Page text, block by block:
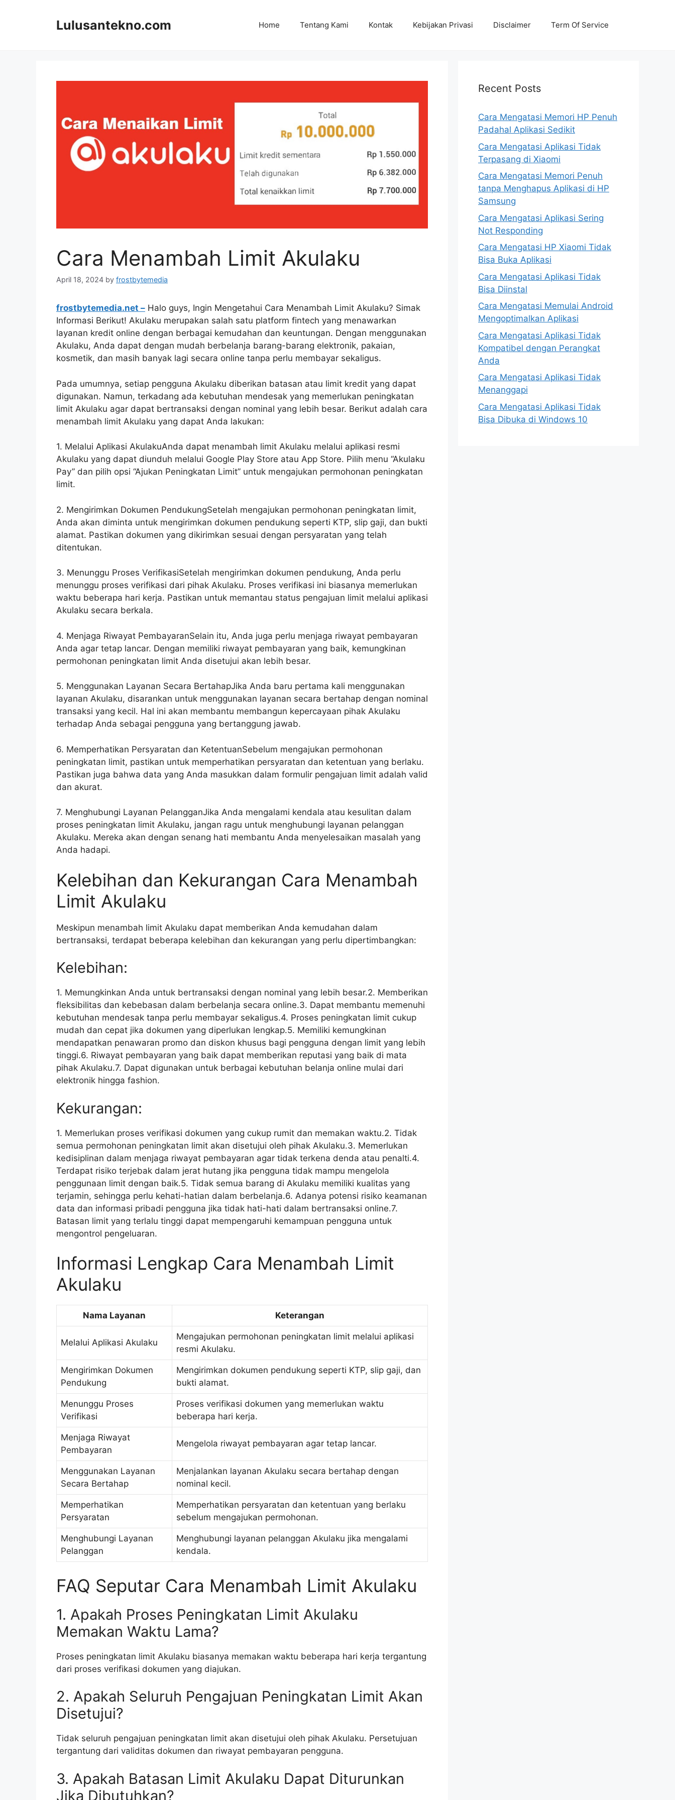
Lulusantekno.com Home Tentang Kami Kontak Kebijakan Privasi Disclaimer Term Of Service
Cara Menambah Limit Akulaku
April 18, 2024 by frostbytemedia
frostbytemedia.net – Halo guys, Ingin Mengetahui Cara Menambah Limit Akulaku? Simak
Informasi Berikut! Akulaku merupakan salah satu platform fintech yang menawarkan
layanan kredit online dengan berbagai kemudahan dan keuntungan. Dengan menggunakan
Akulaku, Anda dapat dengan mudah berbelanja barang-barang elektronik, pakaian,
kosmetik, dan masih banyak lagi secara online tanpa perlu membayar sekaligus.
Pada umumnya, setiap pengguna Akulaku diberikan batasan atau limit kredit yang dapat
digunakan. Namun, terkadang ada kebutuhan mendesak yang memerlukan peningkatan
limit Akulaku agar dapat bertransaksi dengan nominal yang lebih besar. Berikut adalah cara
menambah limit Akulaku yang dapat Anda lakukan:
1. Melalui Aplikasi AkulakuAnda dapat menambah limit Akulaku melalui aplikasi resmi
Akulaku yang dapat diunduh melalui Google Play Store atau App Store. Pilih menu “Akulaku
Pay” dan pilih opsi “Ajukan Peningkatan Limit” untuk mengajukan permohonan peningkatan
limit.
2. Mengirimkan Dokumen PendukungSetelah mengajukan permohonan peningkatan limit,
Anda akan diminta untuk mengirimkan dokumen pendukung seperti KTP, slip gaji, dan bukti
alamat. Pastikan dokumen yang dikirimkan sesuai dengan persyaratan yang telah
ditentukan.
3. Menunggu Proses VerifikasiSetelah mengirimkan dokumen pendukung, Anda perlu
menunggu proses verifikasi dari pihak Akulaku. Proses verifikasi ini biasanya memerlukan
waktu beberapa hari kerja. Pastikan untuk memantau status pengajuan limit melalui aplikasi
Akulaku secara berkala.
4. Menjaga Riwayat PembayaranSelain itu, Anda juga perlu menjaga riwayat pembayaran
Anda agar tetap lancar. Dengan memiliki riwayat pembayaran yang baik, kemungkinan
permohonan peningkatan limit Anda disetujui akan lebih besar.
5. Menggunakan Layanan Secara BertahapJika Anda baru pertama kali menggunakan
layanan Akulaku, disarankan untuk menggunakan layanan secara bertahap dengan nominal
transaksi yang kecil. Hal ini akan membantu membangun kepercayaan pihak Akulaku
terhadap Anda sebagai pengguna yang bertanggung jawab.
6. Memperhatikan Persyaratan dan KetentuanSebelum mengajukan permohonan
peningkatan limit, pastikan untuk memperhatikan persyaratan dan ketentuan yang berlaku.
Pastikan juga bahwa data yang Anda masukkan dalam formulir pengajuan limit adalah valid
dan akurat.
7. Menghubungi Layanan PelangganJika Anda mengalami kendala atau kesulitan dalam
proses peningkatan limit Akulaku, jangan ragu untuk menghubungi layanan pelanggan
Akulaku. Mereka akan dengan senang hati membantu Anda menyelesaikan masalah yang
Anda hadapi.
Kelebihan dan Kekurangan Cara Menambah
Limit Akulaku
Meskipun menambah limit Akulaku dapat memberikan Anda kemudahan dalam
bertransaksi, terdapat beberapa kelebihan dan kekurangan yang perlu dipertimbangkan:
Kelebihan:
1. Memungkinkan Anda untuk bertransaksi dengan nominal yang lebih besar.2. Memberikan
fleksibilitas dan kebebasan dalam berbelanja secara online.3. Dapat membantu memenuhi
kebutuhan mendesak tanpa perlu membayar sekaligus.4. Proses peningkatan limit cukup
mudah dan cepat jika dokumen yang diperlukan lengkap.5. Memiliki kemungkinan
mendapatkan penawaran promo dan diskon khusus bagi pengguna dengan limit yang lebih
tinggi.6. Riwayat pembayaran yang baik dapat memberikan reputasi yang baik di mata
pihak Akulaku.7. Dapat digunakan untuk berbagai kebutuhan belanja online mulai dari
elektronik hingga fashion.
Kekurangan:
1. Memerlukan proses verifikasi dokumen yang cukup rumit dan memakan waktu.2. Tidak
semua permohonan peningkatan limit akan disetujui oleh pihak Akulaku.3. Memerlukan
kedisiplinan dalam menjaga riwayat pembayaran agar tidak terkena denda atau penalti.4.
Terdapat risiko terjebak dalam jerat hutang jika pengguna tidak mampu mengelola
penggunaan limit dengan baik.5. Tidak semua barang di Akulaku memiliki kualitas yang
terjamin, sehingga perlu kehati-hatian dalam berbelanja.6. Adanya potensi risiko keamanan
data dan informasi pribadi pengguna jika tidak hati-hati dalam bertransaksi online.7.
Batasan limit yang terlalu tinggi dapat mempengaruhi kemampuan pengguna untuk
mengontrol pengeluaran.
Informasi Lengkap Cara Menambah Limit
Akulaku
Nama Layanan Keterangan
Melalui Aplikasi Akulaku
Mengajukan permohonan peningkatan limit melalui aplikasi
resmi Akulaku.
Mengirimkan Dokumen
Pendukung
Mengirimkan dokumen pendukung seperti KTP, slip gaji, dan
bukti alamat.
Menunggu Proses
Verifikasi
Proses verifikasi dokumen yang memerlukan waktu
beberapa hari kerja.
Menjaga Riwayat
Pembayaran
Mengelola riwayat pembayaran agar tetap lancar.
Menggunakan Layanan
Secara Bertahap
Menjalankan layanan Akulaku secara bertahap dengan
nominal kecil.
Memperhatikan
Persyaratan
Memperhatikan persyaratan dan ketentuan yang berlaku
sebelum mengajukan permohonan.
Menghubungi Layanan
Pelanggan
Menghubungi layanan pelanggan Akulaku jika mengalami
kendala.
FAQ Seputar Cara Menambah Limit Akulaku
1. Apakah Proses Peningkatan Limit Akulaku
Memakan Waktu Lama?
Proses peningkatan limit Akulaku biasanya memakan waktu beberapa hari kerja tergantung
dari proses verifikasi dokumen yang diajukan.
2. Apakah Seluruh Pengajuan Peningkatan Limit Akan
Disetujui?
Tidak seluruh pengajuan peningkatan limit akan disetujui oleh pihak Akulaku. Persetujuan
tergantung dari validitas dokumen dan riwayat pembayaran pengguna.
3. Apakah Batasan Limit Akulaku Dapat Diturunkan
Jika Dibutuhkan?
Recent Posts
Cara Mengatasi Memori HP Penuh
Padahal Aplikasi Sedikit
Cara Mengatasi Aplikasi Tidak
Terpasang di Xiaomi
Cara Mengatasi Memori Penuh
tanpa Menghapus Aplikasi di HP
Samsung
Cara Mengatasi Aplikasi Sering
Not Responding
Cara Mengatasi HP Xiaomi Tidak
Bisa Buka Aplikasi
Cara Mengatasi Aplikasi Tidak
Bisa Diinstal
Cara Mengatasi Memulai Android
Mengoptimalkan Aplikasi
Cara Mengatasi Aplikasi Tidak
Kompatibel dengan Perangkat
Anda
Cara Mengatasi Aplikasi Tidak
Menanggapi
Cara Mengatasi Aplikasi Tidak
Bisa Dibuka di Windows 10